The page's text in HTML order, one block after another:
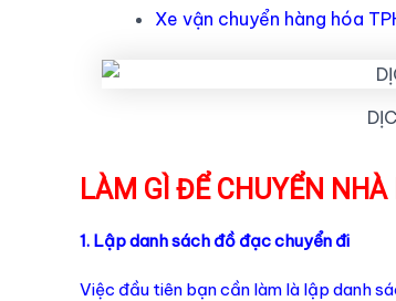
Xe vận chuyển hàng hóa
LÀM GÌ ĐỂ CHUYỂN
1. Lập danh sách đồ đạc chuyển đi
Việc đầu tiên bạn cần làm là lập danh